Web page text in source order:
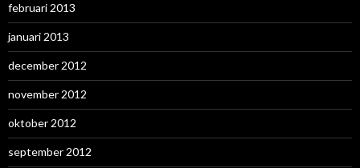
februari 2013
januari 2013
december 2012
november 2012
oktober 2012
september 2012